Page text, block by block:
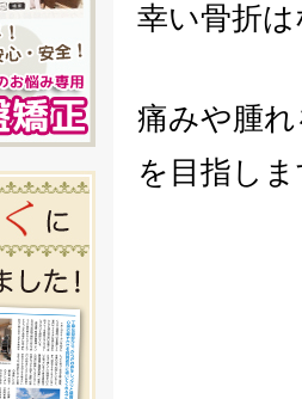
幸い骨折
痛みや腫
を目指し